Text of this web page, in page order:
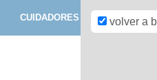
CUIDADORES volver a